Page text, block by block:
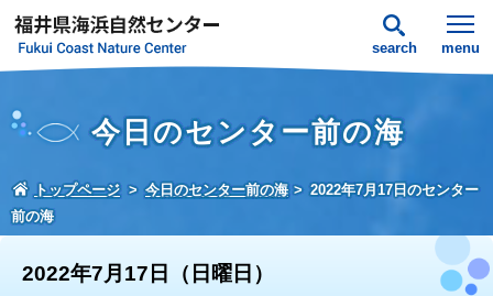
search menu
今日のセンター前の海
トップページ 今日のセンター前の海
2022年7月17日のセンター
前の海
2022年7月17日（日曜日）